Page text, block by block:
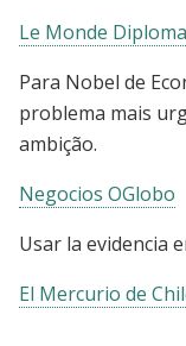
Le Monde
Para Nobel de
problema mais
ambição.
Negocios OGlobo
Usar la evidencia
El Mercurio de